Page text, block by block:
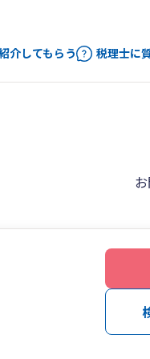
介してもらう 税理士に